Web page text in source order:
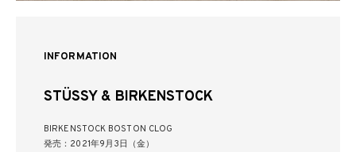
INFORMATION
STÜSSY & BIRKENSTOCK
BIRKENSTOCK BOSTON CLOG
発売：2021年9月3日（金）